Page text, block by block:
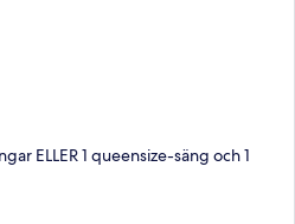
ELLER 1 queensize-säng och 1